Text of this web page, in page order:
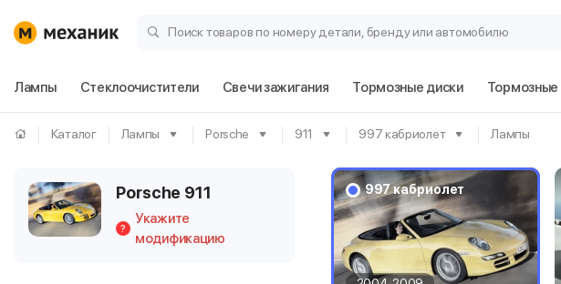
Поиск товаров по номеру детали, бренду или автомобилю
Лампы Стеклоочистители Свечи зажигания Тормозные диски Тормозные
Каталог Лампы Porsche 911 997 кабриолет Лампы
Porsche 911
?
Укажите
модификацию
997 кабриолет